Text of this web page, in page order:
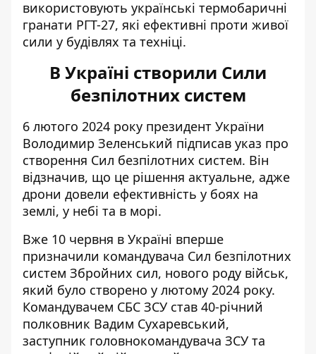
використовують українські термобаричні
гранати РГТ-27, які ефективні проти живої
сили у будівлях та техніці.
В Україні створили Сили
безпілотних систем
6 лютого 2024 року президент України
Володимир Зеленський підписав указ про
створення Сил безпілотних систем. Він
відзначив, що це рішення актуальне, адже
дрони довели ефективність у боях на
землі, у небі та в морі.
Вже 10 червня в Україні вперше
призначили командувача Сил безпілотних
систем Збройних сил, нового роду військ,
який було створено у лютому 2024 року.
Командувачем СБС ЗСУ став 40-річний
полковник Вадим Сухаревський,
заступник головнокомандувача ЗСУ та